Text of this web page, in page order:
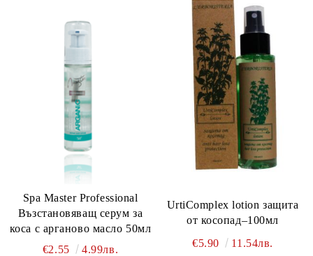
Spa Master Professional
Възстановяващ серум за
коса с арганово масло 50мл
€2.55
4.99лв.
UrtiComplex lotion защита
от косопад–100мл
€5.90
11.54лв.